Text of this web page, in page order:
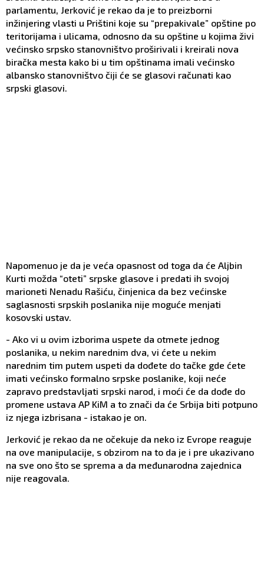
parlamentu, Jerković je rekao da je to preizborni
inžinjering vlasti u Prištini koje su “prepakivale” opštine po
teritorijama i ulicama, odnosno da su opštine u kojima živi
većinsko srpsko stanovništvo proširivali i kreirali nova
biračka mesta kako bi u tim opštinama imali većinsko
albansko stanovništvo čiji će se glasovi računati kao
srpski glasovi.
Napomenuo je da je veća opasnost od toga da će Aljbin
Kurti možda “oteti” srpske glasove i predati ih svojoj
marioneti Nenadu Rašiću, činjenica da bez većinske
saglasnosti srpskih poslanika nije moguće menjati
kosovski ustav.
- Ako vi u ovim izborima uspete da otmete jednog
poslanika, u nekim narednim dva, vi ćete u nekim
narednim tim putem uspeti da dođete do tačke gde ćete
imati većinsko formalno srpske poslanike, koji neće
zapravo predstavljati srpski narod, i moći će da dođe do
promene ustava AP KiM a to znači da će Srbija biti potpuno
iz njega izbrisana - istakao je on.
Jerković je rekao da ne očekuje da neko iz Evrope reaguje
na ove manipulacije, s obzirom na to da je i pre ukazivano
na sve ono što se sprema a da međunarodna zajednica
nije reagovala.